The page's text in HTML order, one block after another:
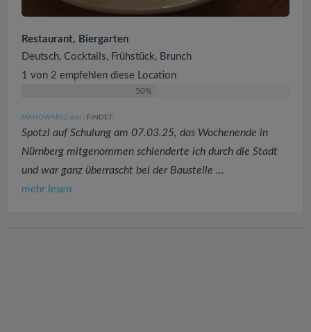
Restaurant, Biergarten
Deutsch, Cocktails, Frühstück, Brunch
1 von 2 empfehlen diese Location
50%
MANOWAR02 (864 ) FINDET:
Spotzl auf Schulung am 07.03.25, das Wochenende in
Nürnberg mitgenommen schlenderte ich durch die Stadt
und war ganz überrascht bei der Baustelle ...
mehr lesen